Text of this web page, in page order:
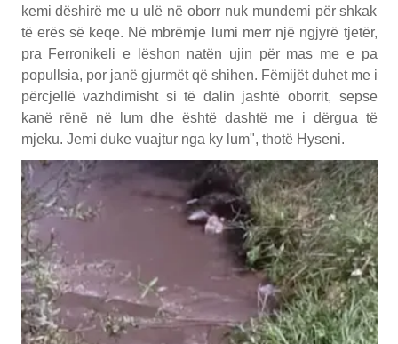
kemi dëshirë me u ulë në oborr nuk mundemi për shkak
të erës së keqe. Në mbrëmje lumi merr një ngjyrë tjetër,
pra Ferronikeli e lëshon natën ujin për mas me e pa
popullsia, por janë gjurmët që shihen. Fëmijët duhet me i
përcjellë vazhdimisht si të dalin jashtë oborrit, sepse
kanë rënë në lum dhe është dashtë me i dërgua të
mjeku. Jemi duke vuajtur nga ky lum", thotë Hyseni.